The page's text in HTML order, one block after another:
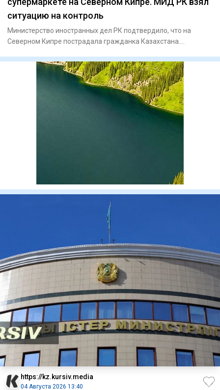
ситуацию на контроль
Министерство иностранных дел РК подтвердило, что на
Северном Кипре пострадала гражданка Казахстана.
https://kz.kursiv.media
04 Августа 2026 13:40